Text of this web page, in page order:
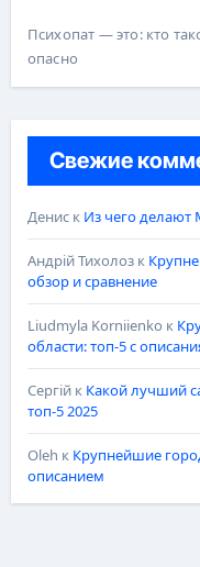
Психопат — это: кто
опасно
Свежие
Дениск Из чего делают
Андрій Тихолозк
обзор и сравнение
Liudmyla Korniienko к
области: топ-5 с
Сергійк Какой лучший
топ-5 2025
Oleh к Крупнейшие
описанием